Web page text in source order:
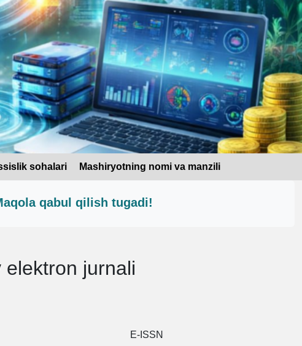
sohalari Mashiryotning nomi va manzili
qabul qilish tugadi!
jurnali
E-ISSN